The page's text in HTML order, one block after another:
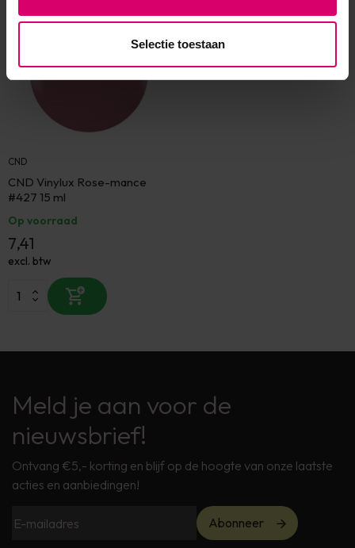
Selectie toestaan
CND
CND Vinylux Rose-mance
#427 15 ml
Op voorraad
7,41
excl. btw
Meld je aan voor de
nieuwsbrief!
Ontvang €5,- korting en blijf op de hoogte van onze laatste
acties en aanbiedingen!
Abonneer